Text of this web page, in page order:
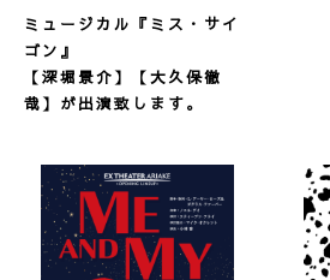
ミュージカル『ミス・サイ
ゴン』
【深堀景介】【大久保徹
哉】が出演致します。